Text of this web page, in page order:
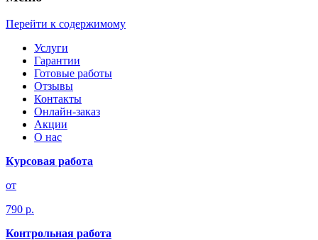
Перейти к содержимому
Услуги
Гарантии
Готовые работы
Отзывы
Контакты
Онлайн-заказ
Акции
О нас
Курсовая работа
от
790 р.
Контрольная работа